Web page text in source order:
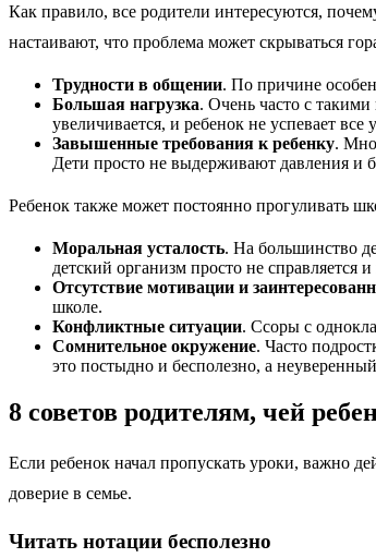
Как правило, все родители интересуются,
настаивают, что проблема может скрываться
Трудности в общении. По причине
Большая нагрузка. Очень часто с
увеличивается, и ребенок не успевает все
Завышенные требования к ребенку.
Дети просто не выдерживают давления и
Ребенок также может постоянно прогуливать
Моральная усталость. На большинство
детский организм просто не справляется
Отсутствие мотивации и
школе.
Конфликтные ситуации. Ссоры с
Сомнительное окружение. Часто
это постыдно и бесполезно, а
8 советов родителям, чей
Если ребенок начал пропускать уроки, важно
доверие в семье.
Читать нотации бесполезно